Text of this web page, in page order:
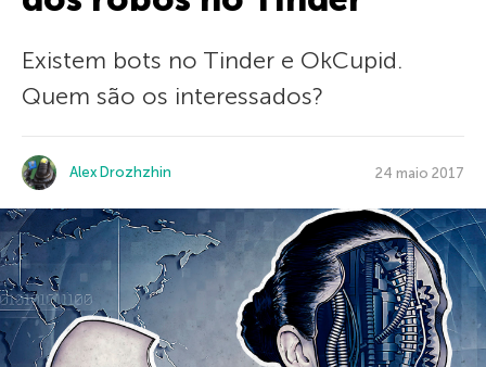
Existem bots no Tinder e OkCupid.
Quem são os interessados?
Alex Drozhzhin 24 maio 2017